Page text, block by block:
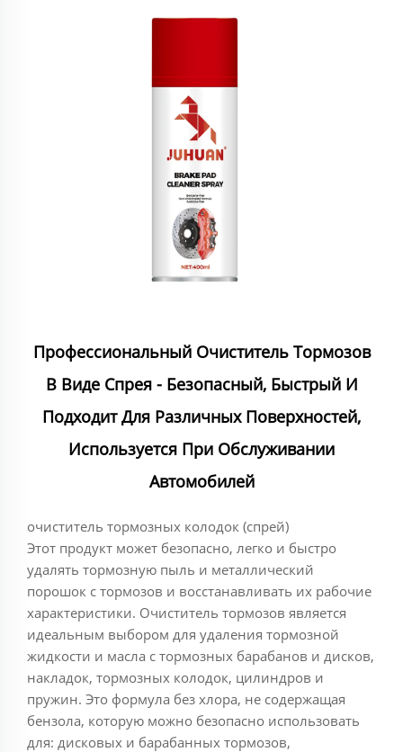
Профессиональный Очиститель Тормозов
В Виде Спрея - Безопасный, Быстрый И
Подходит Для Различных Поверхностей,
Используется При Обслуживании
Автомобилей
очиститель тормозных колодок (спрей)
Этот продукт может безопасно, легко и быстро
удалять тормозную пыль и металлический
порошок с тормозов и восстанавливать их рабочие
характеристики. Очиститель тормозов является
идеальным выбором для удаления тормозной
жидкости и масла с тормозных барабанов и дисков,
накладок, тормозных колодок, цилиндров и
пружин. Это формула без хлора, не содержащая
бензола, которую можно безопасно использовать
для: дисковых и барабанных тормозов,